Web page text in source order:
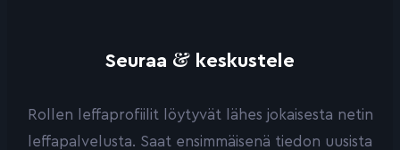
Seuraa & keskustele
Rollen leffaprofiilit löytyvät lähes jokaisesta netin
leffapalvelusta. Saat ensimmäisenä tiedon uusista